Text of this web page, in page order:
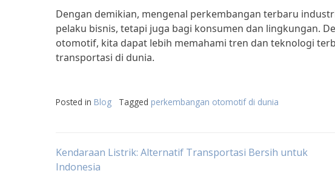
Dengan demikian, mengenal perkembangan terbaru
pelaku bisnis, tetapi juga bagi konsumen dan lingkungan.
otomotif, kita dapat lebih memahami tren dan teknologi
transportasi di dunia.
Posted in Blog Tagged perkembangan otomotif di dunia
Post
Kendaraan Listrik: Alternatif Transportasi Bersih untuk
Indonesia